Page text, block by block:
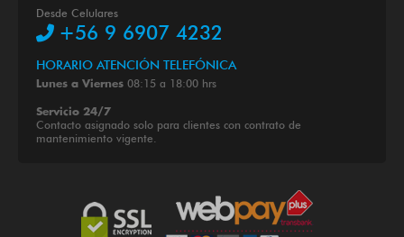
Desde Celulares
+56 9 6907 4232
HORARIO ATENCIÓN TELEFÓNICA
Lunes a Viernes 08:15 a 18:00 hrs
Servicio 24/7
Contacto asignado solo para clientes con contrato de
mantenimiento vigente.